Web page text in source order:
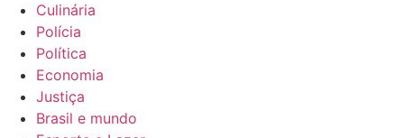
Culinária
Polícia
Política
Economia
Justiça
Brasil e mundo